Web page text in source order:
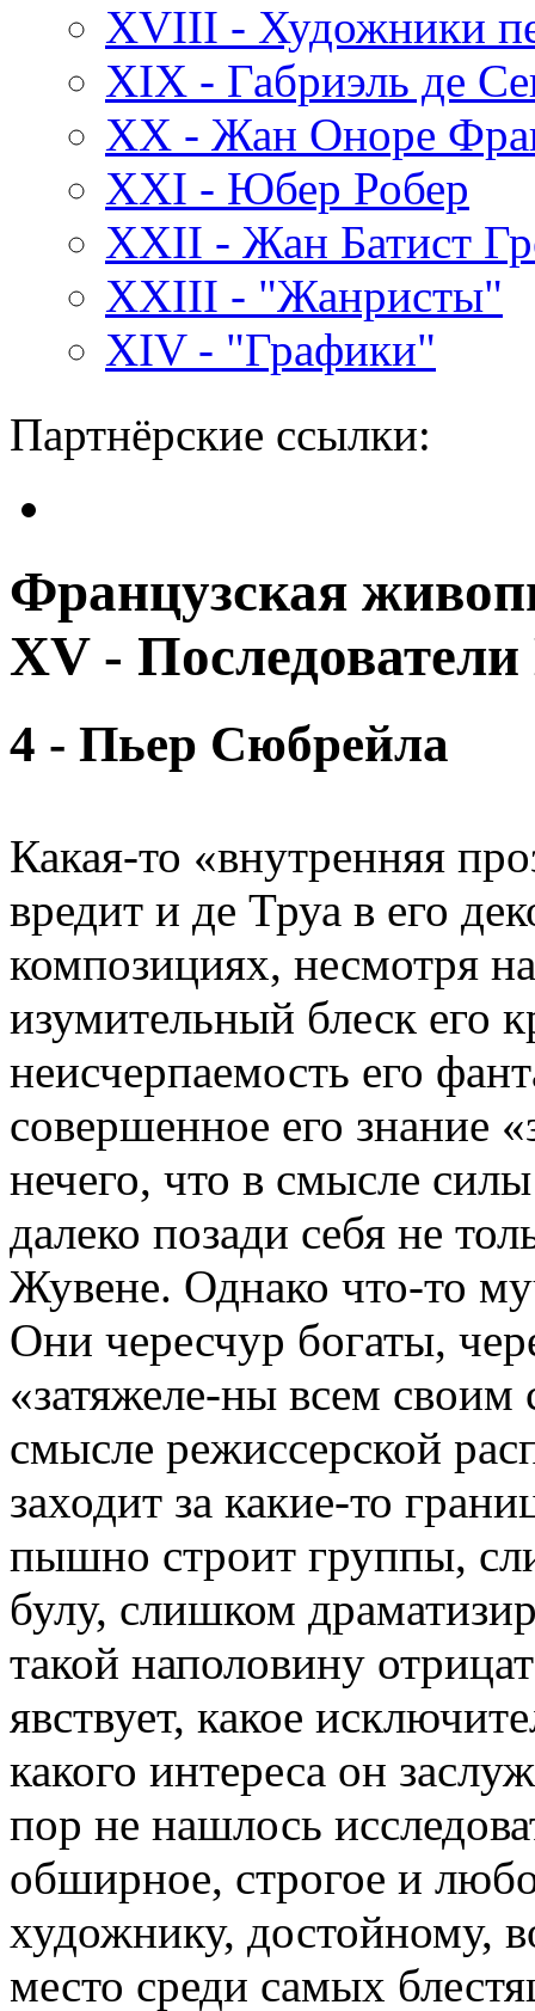
XVIII - Художники
XIX - Габриэль де
XX - Жан Оноре
XXI - Юбер Робер
XXII - Жан Батист
XXIII - "Жанристы"
XIV - "Графики"
Партнёрские ссылки:
Французская
XV - Последователи
4 - Пьер Сюбрейла
Какая-то «внутренняя
вредит и де Труа в его
композициях, несмотря
изумительный блеск его
неисчерпаемость его
совершенное его зна­ние
нечего, что в смысле
далеко позади себя не
Жувене. Однако что-то
Они чересчур богаты,
«затяжеле-ны всем
смысле режиссерской
заходит за какие-то
пышно строит группы,
булу, слишком
такой наполо­вину
явствует, какое
какого интереса он
пор не нашлось
обширное, строгое и
художнику, дос­тойному,
место среди самых